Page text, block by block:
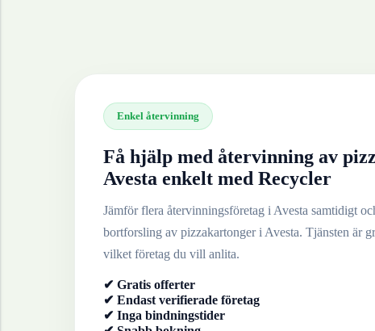
Enkel återvinning
Få hjälp med återvinning av
Avesta enkelt med Recycler
Jämför flera återvinningsföretag i Avesta samtidigt
bortforsling av pizzakartongeri Avesta. Tjänsten är
vilket företag du vill anlita.
✔ Gratis offerter
✔ Endast verifierade företag
✔ Inga bindningstider